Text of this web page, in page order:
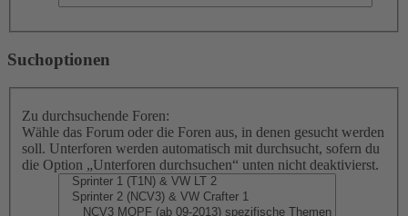
Suchoptionen
Zu durchsuchende Foren:
Wähle das Forum oder die Foren aus, in denen gesucht werden
soll. Unterforen werden automatisch mit durchsucht, sofern du
die Option „Unterforen durchsuchen“ unten nicht deaktivierst.